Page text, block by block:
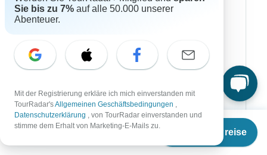
Termine & Preise
Australien
Südamerika
Marokko
Namibia
Sie bis zu 7% auf alle 50.000 unserer
Abenteuer.
Mit der Registrierung erkläre ich mich einverstanden mit
TourRadar'sAllgemeinen Geschäftsbedingungen ,
Datenschutzerklärung , von TourRadar einverstanden und
stimme dem Erhalt von Marketing-E-Mails zu.